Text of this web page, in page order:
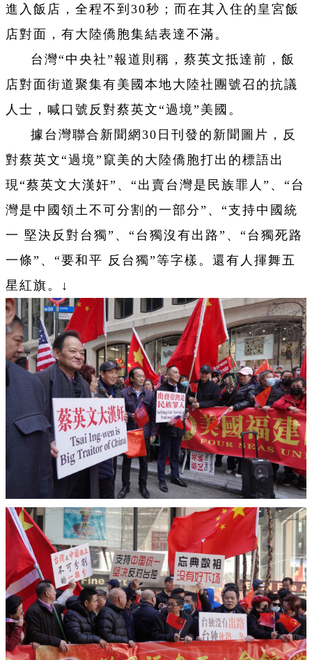
進入飯店，全程不到30秒；而在其入住的皇宮飯
店對面，有大陸僑胞集結表達不滿。
台灣“中央社”報道則稱，蔡英文抵達前，飯
店對面街道聚集有美國本地大陸社團號召的抗議
人士，喊口號反對蔡英文“過境”美國。
據台灣聯合新聞網30日刊發的新聞圖片，反
對蔡英文“過境”竄美的大陸僑胞打出的標語出
現“蔡英文大漢奸”、“出賣台灣是民族罪人”、“台
灣是中國領土不可分割的一部分”、“支持中國統
一 堅決反對台獨”、“台獨沒有出路”、“台獨死路
一條”、“要和平 反台獨”等字樣。還有人揮舞五
星紅旗。↓